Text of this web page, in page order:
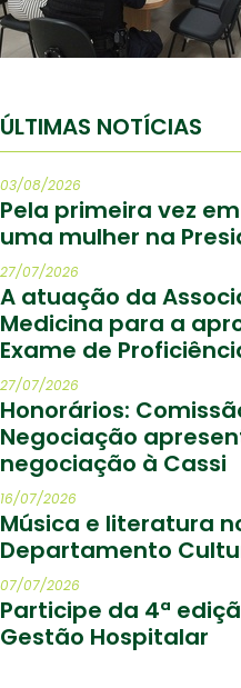
ÚLTIMAS NOTÍCIAS
03/08/2026
Pela primeira vez
uma mulher na
27/07/2026
A atuação da
Medicina para a
Exame de
27/07/2026
Honorários:
Negociação
negociação à Cassi
16/07/2026
Música e literatura
Departamento
07/07/2026
Participe da 4ª
Gestão Hospitalar